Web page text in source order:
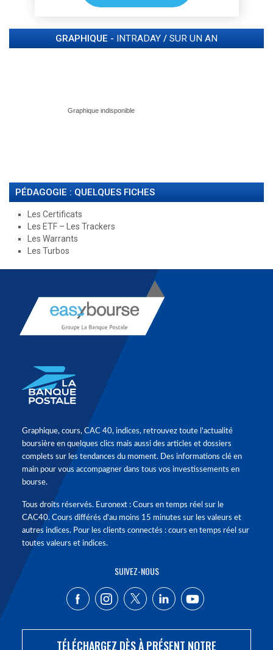
GRAPHIQUE - INTRADAY / SUR UN AN
PÉDAGOGIE : QUELQUES FICHES
Les Certificats
Les ETF – Les Trackers
Les Warrants
Les Turbos
Graphique, cours, CAC 40, indices, retrouvez toute l'actualité
boursière en quelques clics mais aussi des articles et dossiers
complets sur les tendances du moment. Des informations clé en
main pour vous accompagner dans tous vos investissements en
bourse.
Tous droits réservés. Euronext : Cours en temps réel sur le
CAC40. Cours différés d'au moins 15 minutes sur les valeurs et
autres indices. Pour les clients connectés : cours en temps réel sur
toutes valeurs et indices.
SUIVEZ-NOUS
TÉLÉCHARGEZ DÈS À PRÉSENT NOTRE